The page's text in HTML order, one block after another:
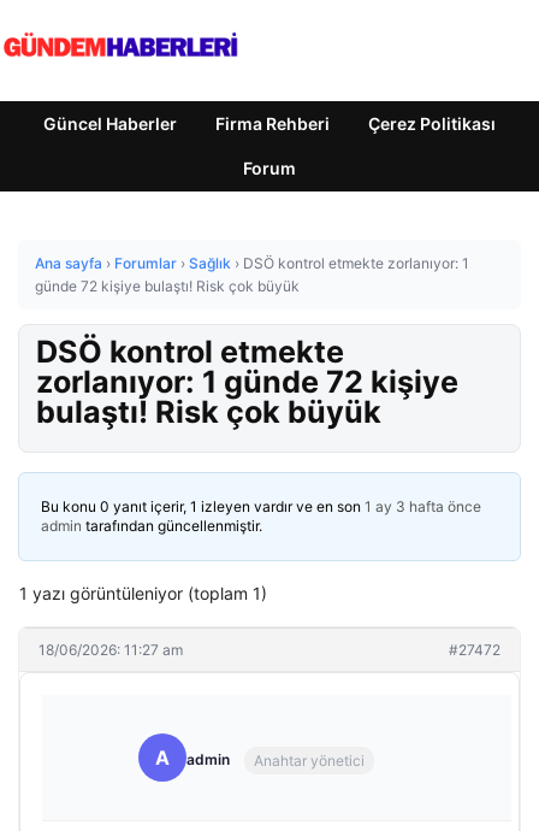
Güncel Haberler Firma Rehberi Çerez Politikası
Forum
Ana sayfa › Forumlar › Sağlık › DSÖ kontrol etmekte zorlanıyor: 1
günde 72 kişiye bulaştı! Risk çok büyük
DSÖ kontrol etmekte
zorlanıyor: 1 günde 72 kişiye
bulaştı! Risk çok büyük
Bu konu 0 yanıt içerir, 1 izleyen vardır ve en son 1 ay 3 hafta önce
admin tarafından güncellenmiştir.
1 yazı görüntüleniyor (toplam 1)
18/06/2026: 11:27 am #27472
A admin Anahtar yönetici